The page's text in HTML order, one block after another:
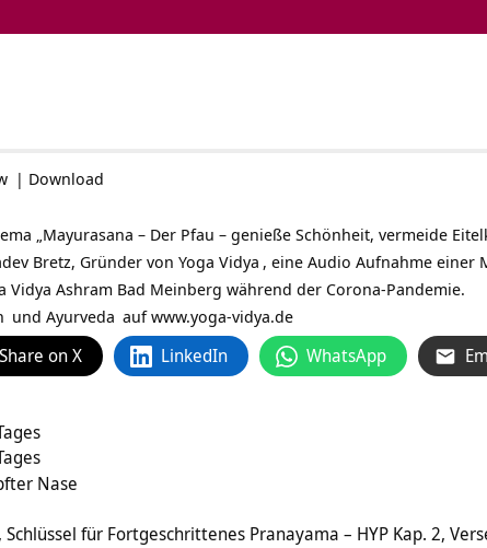
| Download
„Mayurasana – Der Pfau – genieße Schönheit, vermeide
Bretz, Gründer von Yoga Vidya , eine Audio Aufnahme einer
Vidya Ashram Bad Meinberg während der Corona-Pandemie.
und Ayurveda aufwww.yoga-vidya.de
Share on X LinkedIn WhatsApp
Nase
für Fortgeschrittenes Pranayama – HYP Kap. 2,